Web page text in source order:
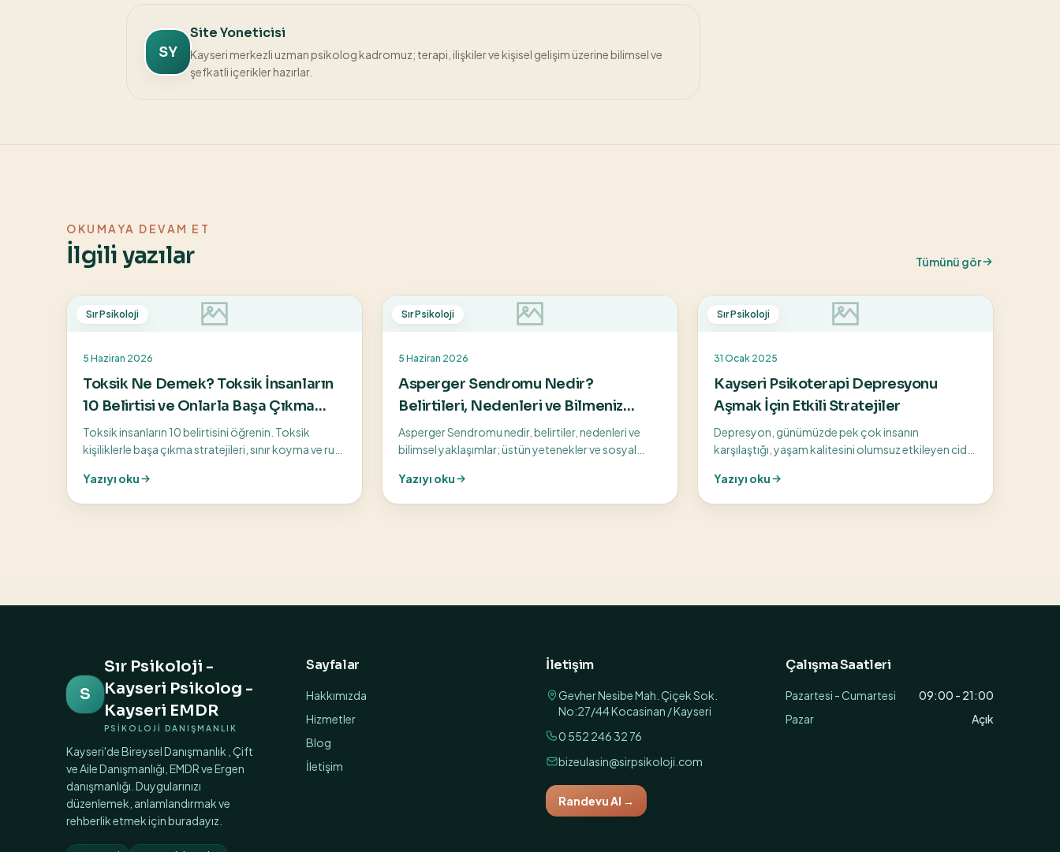
SY
Site Yoneticisi
Kayseri merkezli uzman psikolog kadromuz; terapi, ilişkiler ve kişisel gelişim üzerine bilimsel ve
şefkatli içerikler hazırlar.
OKUMAYA DEVAM ET
İlgili yazılar Tümünü gör
Sır Psikoloji
5 Haziran 2026
Toksik Ne Demek? Toksik İnsanların
10 Belirtisi ve Onlarla Başa Çıkma
Yolları
Toksik insanların 10 belirtisini öğrenin. Toksik
kişiliklerle başa çıkma stratejileri, sınır koyma ve ruh
Yazıyı oku
Sır Psikoloji
5 Haziran 2026
Asperger Sendromu Nedir?
Belirtileri, Nedenleri ve Bilmeniz
Gereken Her Şey
Asperger Sendromu nedir, belirtiler, nedenleri ve
bilimsel yaklaşımlar; üstün yetenekler ve sosyal
Yazıyı oku
Sır Psikoloji
31 Ocak 2025
Kayseri Psikoterapi Depresyonu
Aşmak İçin Etkili Stratejiler
Depresyon, günümüzde pek çok insanın
karşılaştığı, yaşam kalitesini olumsuz etkileyen ciddi
Yazıyı oku
S
Sır Psikoloji -
Kayseri Psikolog -
Kayseri EMDR
PSİKOLOJİ DANIŞMANLIK
Kayseri'de Bireysel Danışmanlık , Çift
ve Aile Danışmanlığı, EMDR ve Ergen
danışmanlığı. Duygularınızı
düzenlemek, anlamlandırmak ve
rehberlik etmek için buradayız.
Sayfalar
Hakkımızda
Hizmetler
Blog
İletişim
İletişim
Gevher Nesibe Mah. Çiçek Sok.
No:27/44 Kocasinan / Kayseri
0 552 246 32 76
bizeulasin@sirpsikoloji.com
Randevu Al →
Çalışma Saatleri
Pazartesi - Cumartesi
09:00 - 21:00
Pazar
Açık